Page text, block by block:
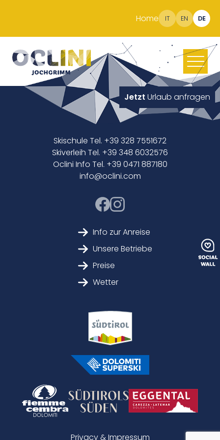
Home IT EN DE
Jetzt Urlaub anfragen
Skischule Tel. +39 328 7551672
Skiverleih Tel. +39 348 6032576
Oclini Info Tel. +39 0471 887180
info@oclini.com
Info zur Anreise
Unsere Betriebe
Preise
Wetter
Privacy & Impressum